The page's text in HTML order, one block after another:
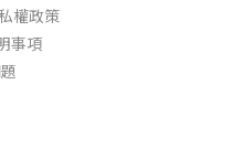
權政策
事項